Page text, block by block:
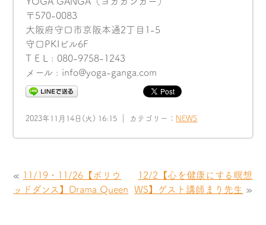
〒570-0083
大阪府守口市京阪本通2丁目1-5
守口PKIビル6F
T E L : 080-9758-1243
メール : info@yoga-ganga.com
2023年11月14日(火) 16:15 ｜ カテゴリー： NEWS
« 11/19・11/26【ボリウ
ッドダンス】Drama Queen
12/2【心を健康にする瞑想
WS】ゲスト講師まり先生 »